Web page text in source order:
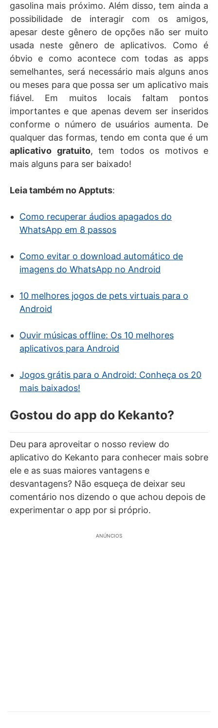
gasolina mais próximo. Além disso, tem ainda a
possibilidade de interagir com os amigos,
apesar deste gênero de opções não ser muito
usada neste gênero de aplicativos. Como é
óbvio e como acontece com todas as apps
semelhantes, será necessário mais alguns anos
ou meses para que possa ser um aplicativo mais
fiável. Em muitos locais faltam pontos
importantes e que apenas devem ser inseridos
conforme o número de usuários aumenta. De
qualquer das formas, tendo em conta que é um
aplicativo gratuito, tem todos os motivos e
mais alguns para ser baixado!
Leia também no Apptuts:
Como recuperar áudios apagados do
WhatsApp em 8 passos
Como evitar o download automático de
imagens do WhatsApp no Android
10 melhores jogos de pets virtuais para o
Android
Ouvir músicas offline: Os 10 melhores
aplicativos para Android
Jogos grátis para o Android: Conheça os 20
mais baixados!
Gostou do app do Kekanto?
Deu para aproveitar o nosso review do
aplicativo do Kekanto para conhecer mais sobre
ele e as suas maiores vantagens e
desvantagens? Não esqueça de deixar seu
comentário nos dizendo o que achou depois de
experimentar o app por si próprio.
ANÚNCIOS